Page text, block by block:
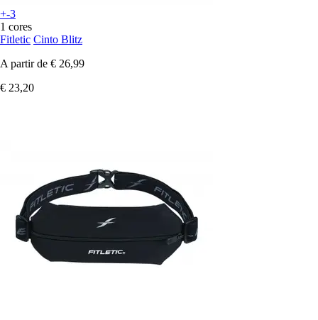
+-3
1 cores
Fitletic Cinto Blitz
A partir de € 26,99
€ 23,20